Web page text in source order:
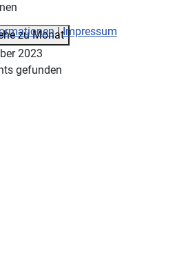
zu Monat
2023
gefunden
|Impressum